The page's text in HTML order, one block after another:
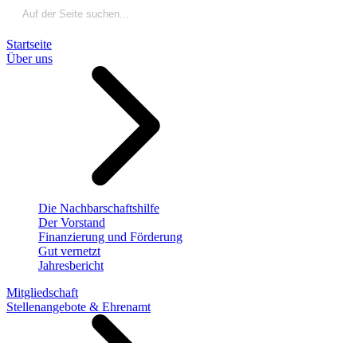
Startseite
Über uns
Die Nachbarschaftshilfe
Der Vorstand
Finanzierung und Förderung
Gut vernetzt
Jahresbericht
Mitgliedschaft
Stellenangebote & Ehrenamt